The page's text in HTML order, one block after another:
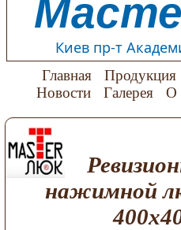
Киев пр-т
Главная Продукция
Новости
Галерея О
нажимной